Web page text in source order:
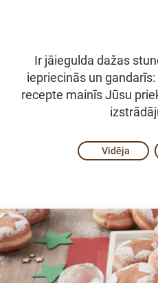
Ir jāiegulda dažas
iepriecinās un
recepte mainīs Jūsu
Vidēja